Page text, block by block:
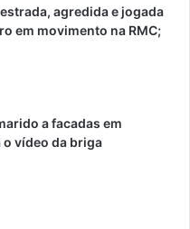
agredida e jogada
em movimento na RMC;
a facadas em
o vídeo da briga